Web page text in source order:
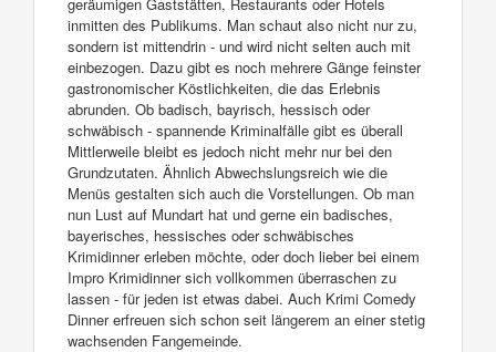
inmitten des Publikums. Man schaut also nicht nur zu,
sondern ist mittendrin - und wird nicht selten auch mit
einbezogen. Dazu gibt es noch mehrere Gänge feinster
gastronomischer Köstlichkeiten, die das Erlebnis
abrunden. Ob badisch, bayrisch, hessisch oder
schwäbisch - spannende Kriminalfälle gibt es überall
Mittlerweile bleibt es jedoch nicht mehr nur bei den
Grundzutaten. Ähnlich Abwechslungsreich wie die
Menüs gestalten sich auch die Vorstellungen. Ob man
nun Lust auf Mundart hat und gerne ein badisches,
bayerisches, hessisches oder schwäbisches
Krimidinner erleben möchte, oder doch lieber bei einem
Impro Krimidinner sich vollkommen überraschen zu
lassen - für jeden ist etwas dabei. Auch Krimi Comedy
Dinner erfreuen sich schon seit längerem an einer stetig
wachsenden Fangemeinde.